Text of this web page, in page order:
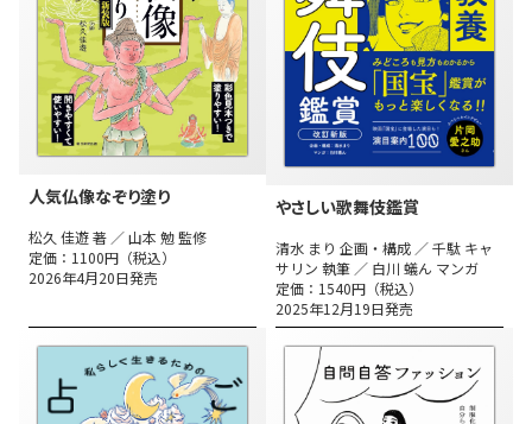
人気仏像なぞり塗り
松久 佳遊 著 ／ 山本 勉 監修
定価：1100円（税込）
2026年4月20日発売
やさしい歌舞伎鑑賞
清水 まり 企画・構成 ／ 千駄 キャ
サリン 執筆 ／ 白川 蟻ん マンガ
定価：1540円（税込）
2025年12月19日発売